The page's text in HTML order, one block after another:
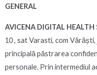
GENERAL
AVICENA DIGITAL HEALTH
10 , sat Varasti, com
principală păstrarea
personale. Prin intermediul